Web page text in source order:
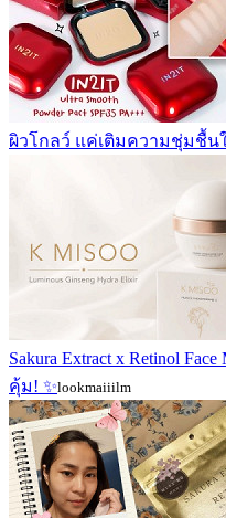
ผิวโกลว์ แค่เติมความชุ่มชื้น
Sakura Extract x Retinol
คุ้ม! ✨lookmaiiilm